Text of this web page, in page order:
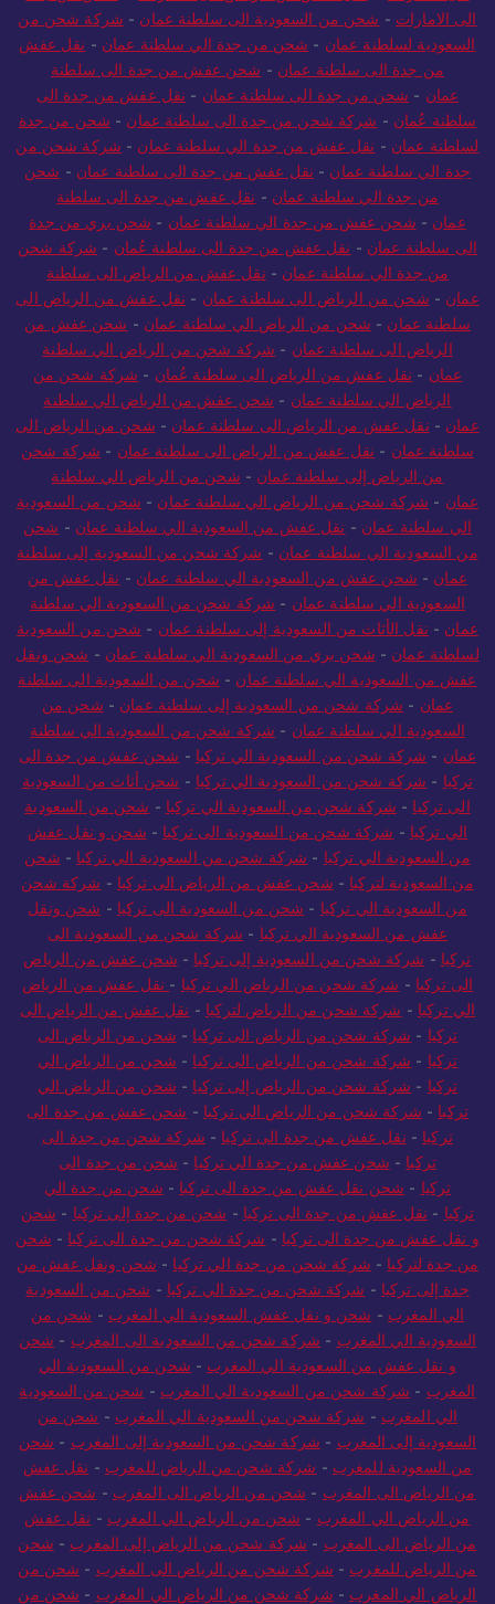
الى الامارات - شحن من السعودية الى سلطنة عمان - شركة شحن من
السعودية لسلطنة عمان - شحن من جدة الي سلطنة عمان - نقل عفش
من جدة الى سلطنة عمان - شحن عفش من جدة الى سلطنة
عمان - شحن من جدة الى سلطنة عمان - نقل عفش من جدة الى
سلطنة عُمان - شركة شحن من جدة الى سلطنة عمان - شحن من جدة
لسلطنة عمان - نقل عفش من جدة الي سلطنة عمان - شركة شحن من
جدة الي سلطنة عمان - نقل عفش من جدة الى سلطنة عمان - شحن
من جدة الي سلطنة عمان - نقل عفش من جدة الى سلطنة
عمان - شحن عفش من جدة الي سلطنة عمان - شحن بري من جدة
الى سلطنة عمان - نقل عفش من جدة الى سلطنة عُمان - شركة شحن
من جدة الي سلطنة عمان - نقل عفش من الرياض الى سلطنة
عمان - شحن من الرياض الى سلطنة عمان - نقل عفش من الرياض الى
سلطنة عمان - شحن من الرياض الي سلطنة عمان - شحن عفش من
الرياض الى سلطنة عمان - شركة شحن من الرياض الي سلطنة
عمان - نقل عفش من الرياض الى سلطنة عُمان - شركة شحن من
الرياض الي سلطنة عمان - شحن عفش من الرياض الي سلطنة
عمان - نقل عفش من الرياض الى سلطنة عمان - شحن من الرياض الى
سلطنة عمان - نقل عفش من الرياض الى سلطنة عمان - شركة شحن
من الرياض إلى سلطنة عمان - شحن من الرياض الي سلطنة
عمان - شركة شحن من الرياض الي سلطنة عمان - شحن من السعودية
الي سلطنة عمان - نقل عفش من السعودية الي سلطنة عمان - شحن
من السعودية الي سلطنة عمان - شركة شحن من السعودية إلى سلطنة
عمان - شحن عفش من السعودية الي سلطنة عمان - نقل عفش من
السعودية الي سلطنة عمان - شركة شحن من السعودية الي سلطنة
عمان - نقل الأثاث من السعودية إلى سلطنة عمان - شحن من السعودية
لسلطنة عمان - شحن بري من السعودية الي سلطنة عمان - شحن ونقل
عفش من السعودية الي سلطنة عمان - شحن من السعودية الى سلطنة
عمان - شركة شحن من السعودية إلى سلطنة عمان - شحن من
السعودية الي سلطنة عمان - شركة شحن من السعودية الي سلطنة
عمان - شركة شحن من السعودية الي تركيا - شحن عفش من جدة الى
تركيا - شركة شحن من السعودية الي تركيا - شحن أثاث من السعودية
الى تركيا - شركة شحن من السعودية الي تركيا - شحن من السعودية
الي تركيا - شركة شحن من السعودية الى تركيا - شحن و نقل عفش
من السعودية الي تركيا - شركة شحن من السعودية الي تركيا - شحن
من السعودية لتركيا - شحن عفش من الرياض الى تركيا - شركة شحن
من السعودية الي تركيا - شحن من السعودية الى تركيا - شحن ونقل
عفش من السعودية الي تركيا - شركة شحن من السعودية الى
تركيا - شركة شحن من السعودية إلى تركيا - شحن عفش من الرياض
الى تركيا - شركة شحن من الرياض الي تركيا - نقل عفش من الرياض
الي تركيا - شركة شحن من الرياض لتركيا - نقل عفش من الرياض الى
تركيا - شركة شحن من الرياض الى تركيا - شحن من الرياض الى
تركيا - شركة شحن من الرياض الى تركيا - شحن من الرياض الي
تركيا - شركة شحن من الرياض إلى تركيا - شحن من الرياض الي
تركيا - شركة شحن من الرياض الي تركيا - شحن عفش من جدة الى
تركيا - نقل عفش من جدة الى تركيا - شركة شحن من جدة الى
تركيا - شحن عفش من جدة الي تركيا - شحن من جدة الى
تركيا - شحن نقل عفش من جدة الى تركيا - شحن من جدة الي
تركيا - نقل عفش من جدة الى تركيا - شحن من جدة إلى تركيا - شحن
و نقل عفش من جدة الى تركيا - شركة شحن من جدة الى تركيا - شحن
من جدة لتركيا - شركة شحن من جدة الي تركيا - شحن ونقل عفش من
جدة إلى تركيا - شركة شحن من جدة الي تركيا - شحن من السعودية
الي المغرب - شحن و نقل عفش السعودية الي المغرب - شحن من
السعودية الي المغرب - شركة شحن من السعودية الى المغرب - شحن
و نقل عفش من السعودية الي المغرب - شحن من السعودية الي
المغرب - شركة شحن من السعودية الي المغرب - شحن من السعودية
الي المغرب - شركة شحن من السعودية الي المغرب - شحن من
السعودية إلى المغرب - شركة شحن من السعودية إلى المغرب - شحن
من السعودية للمغرب - شركة شحن من الرياض للمغرب - نقل عفش
من الرياض الى المغرب - شحن من الرياض الى المغرب - شحن عفش
من الرياض الي المغرب - شحن من الرياض الي المغرب - نقل عفش
من الرياض الى المغرب - شركة شحن من الرياض إلى المغرب - شحن
من الرياض للمغرب - شركة شحن من الرياض الى المغرب - شحن من
الرياض الي المغرب - شركة شحن من الرياض الي المغرب - شحن من